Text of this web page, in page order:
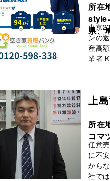
所在
県、
東京
ンの
産高
業者
上
所在
コマ
任意
に不
から
社で